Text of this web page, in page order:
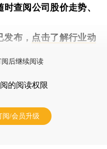
时查阅公司股价走势、
布， 点击了解行业动
后继续阅读
的阅读权限
阅/会员升级